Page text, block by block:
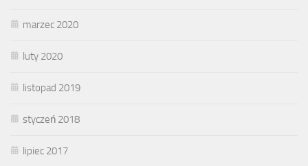
marzec 2020
luty 2020
listopad 2019
styczeń 2018
lipiec 2017